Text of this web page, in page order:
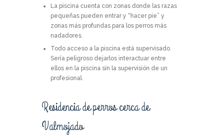
La piscina cuenta con zonas donde las razas
pequeñas pueden entrar y “hacer pie” y
zonas más profundas para los perros más
nadadores.
Todo acceso a la piscina está supervisado.
Sería peligroso dejarlos interactuar entre
ellos en la piscina sin la supervisión de un
profesional.
Residencia de perros cerca de
Valmojado